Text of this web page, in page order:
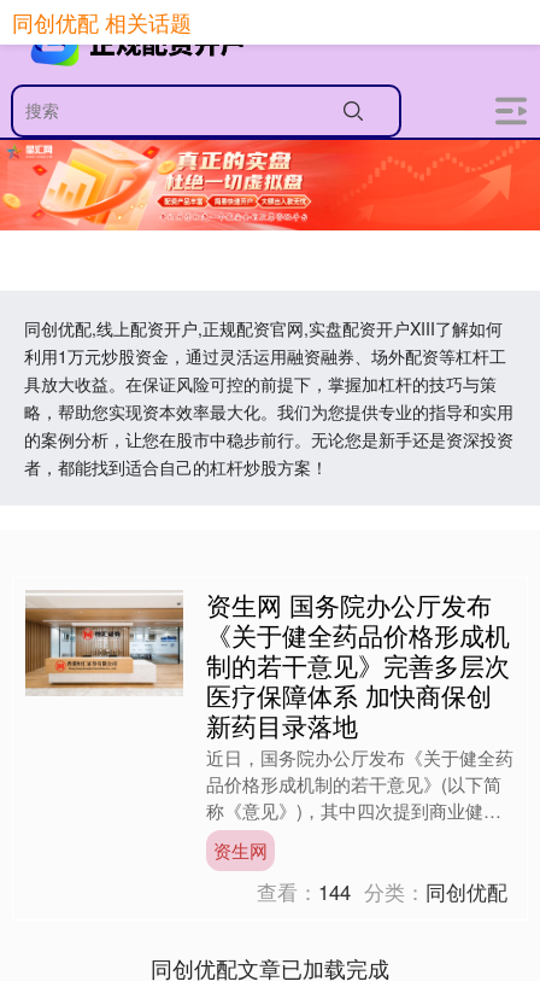
同创优配,线上配资开户,正规配资官网,实盘配资开户XIII‌了解如何
利用1万元炒股资金，通过灵活运用融资融券、场外配资等杠杆工
具放大收益。在保证风险可控的前提下，掌握加杠杆的技巧与策
略，帮助您实现资本效率最大化。我们为您提供专业的指导和实用
的案例分析，让您在股市中稳步前行。无论您是新手还是资深投资
者，都能找到适合自己的杠杆炒股方案！
同创优配 相关话题
资生网 国务院办公厅发布
《关于健全药品价格形成机
制的若干意见》完善多层次
医疗保障体系 加快商保创
新药目录落地
近日，国务院办公厅发布《关于健全药
品价格形成机制的若干意见》(以下简
称《意见》)，其中四次提到商业健康
保险(以下简称“商业健康险”)。 受访专
家表示，商业健康险....
资生网
查看： 144 分类： 同创优配
同创优配文章已加载完成